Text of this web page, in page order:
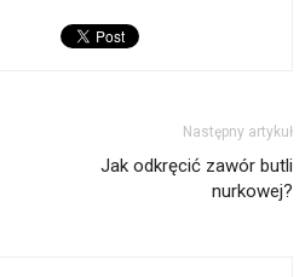
Następny artykuł
Jak odkręcić zawór butli
nurkowej?